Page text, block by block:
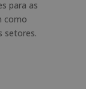
para as
como
setores.